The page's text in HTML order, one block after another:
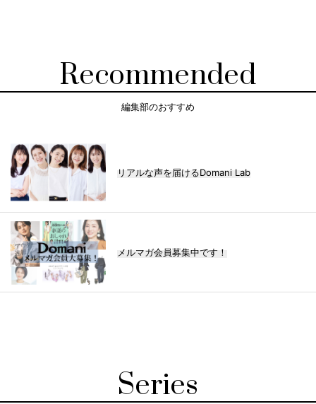
Recommended
編集部のおすすめ
リアルな声を届けるDomani Lab
メルマガ会員募集中です！
Series